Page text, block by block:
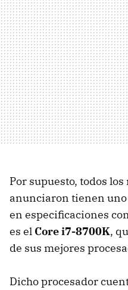
Por supuesto, todos
anunciaron tienen
en especificaciones
es el Core i7-8700K,
de sus mejores
Dicho procesador